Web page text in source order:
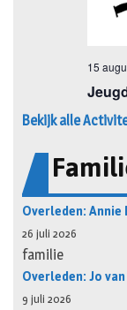
Bekijk alle
Overleden:
26 juli 2026
familie
Overleden: Jo
9 juli 2026